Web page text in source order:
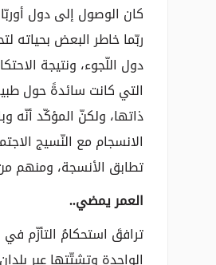
كان الوصول إلى دول
ربّما خاطر البعض بحياته
دول اللّجوء، ونتيجة
التي كانت سائدةً حول
ذاتها، ولكنّ المؤكّد أنّه
الانسجام مع النّسيج
تطابق الأنسجة، ومنهم
العمر يمضي..
ترافقَ استحكامُ التأزّم في
الواحدة وتشتّتِها عبر